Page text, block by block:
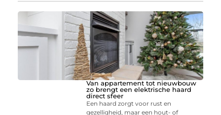
Van appartement tot nieuwbouw
zo brengt een elektrische haard
direct sfeer
Een haard zorgt voor rust en
gezelligheid, maar een hout- of